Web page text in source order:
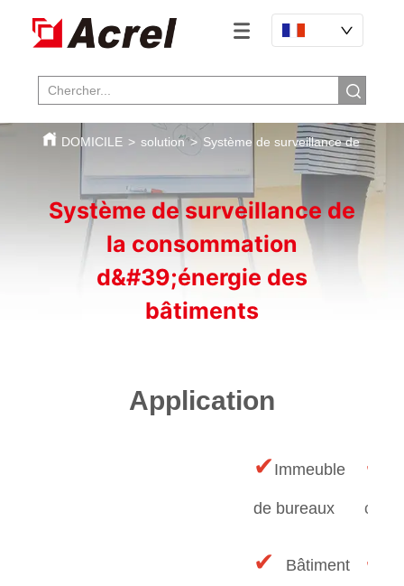
DOMICILE > solution > Système de surveillance de la
Système de surveillance de
la consommation
d&#39;énergie des
bâtiments